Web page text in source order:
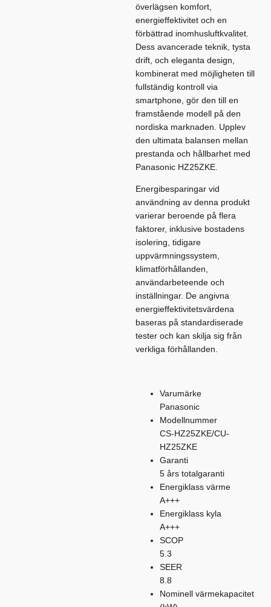
överlägsen komfort,
energieffektivitet och en
förbättrad inomhusluftkvalitet.
Dess avancerade teknik, tysta
drift, och eleganta design,
kombinerat med möjligheten till
fullständig kontroll via
smartphone, gör den till en
framstående modell på den
nordiska marknaden. Upplev
den ultimata balansen mellan
prestanda och hållbarhet med
Panasonic HZ25ZKE.
Energibesparingar vid
användning av denna produkt
varierar beroende på flera
faktorer, inklusive bostadens
isolering, tidigare
uppvärmningssystem,
klimatförhållanden,
användarbeteende och
inställningar. De angivna
energieffektivitetsvärdena
baseras på standardiserade
tester och kan skilja sig från
verkliga förhållanden.
Varumärke
Panasonic
Modellnummer
CS-HZ25ZKE/CU-
HZ25ZKE
Garanti
5 års totalgaranti
Energiklass värme
A+++
Energiklass kyla
A+++
SCOP
5.3
SEER
8.8
Nominell värmekapacitet